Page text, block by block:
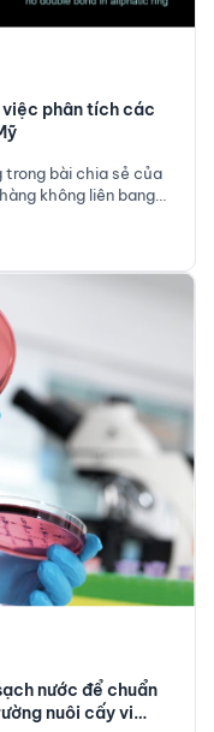
phân tích các
trong bài chia sẻ của
không liên bang
sa tại Mỹ, cũng như
trình bày quan
tích cần sa.
nước để chuẩn
nuôi cấy vi